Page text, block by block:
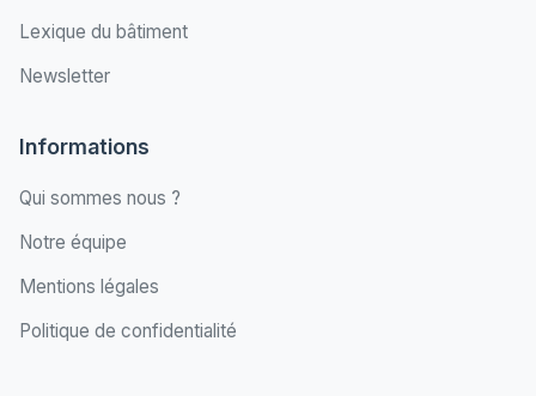
Lexique du bâtiment
Newsletter
Informations
Qui sommes nous ?
Notre équipe
Mentions légales
Politique de confidentialité